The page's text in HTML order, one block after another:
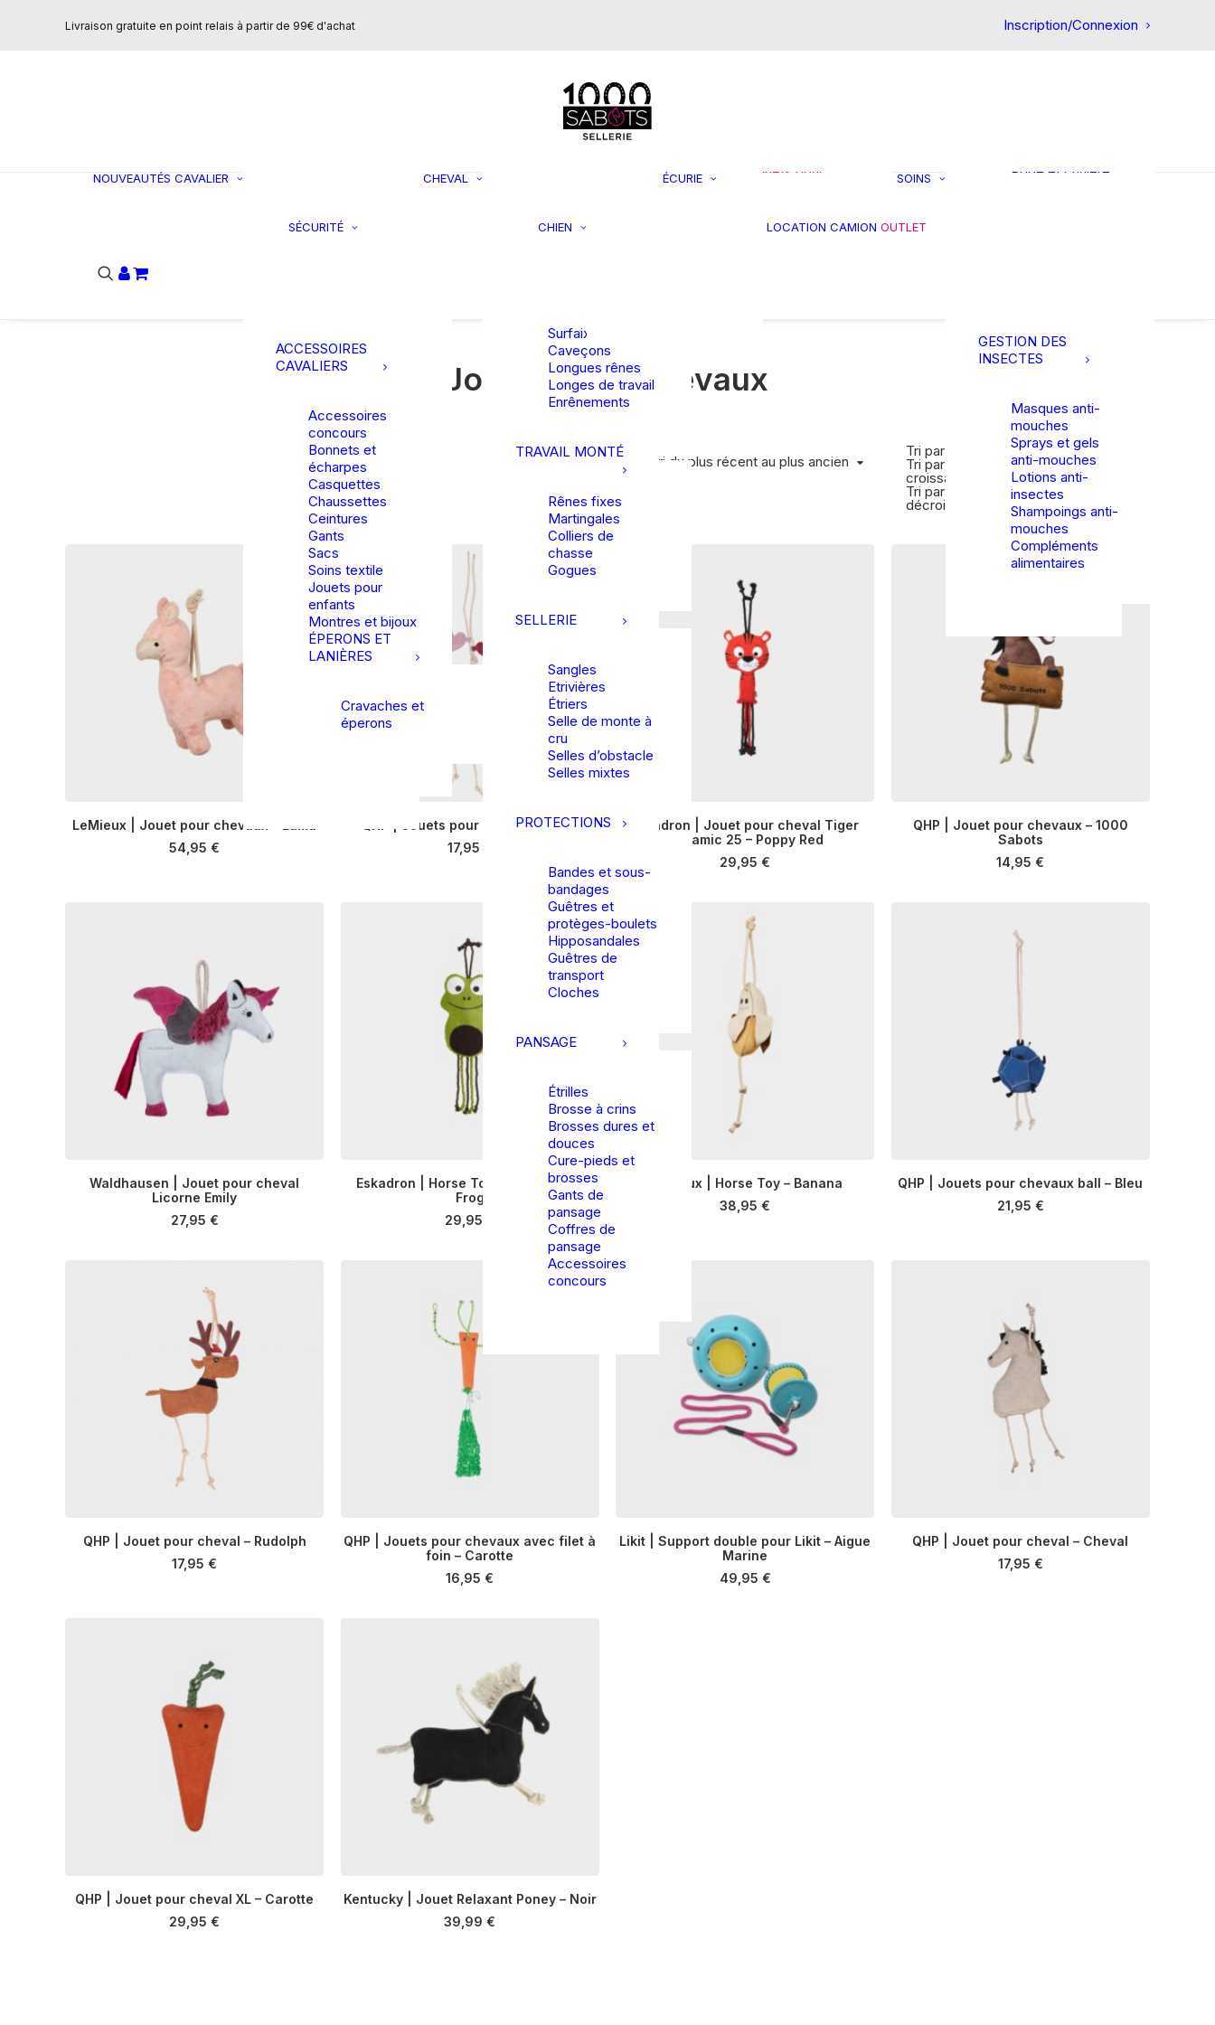
Livraison gratuite en point relais à partir de 99€ d'achat Inscription/Connexion
NOUVEAUTÉS CAVALIER
Concours
Boots
ACCESSOIRES
CAVALIERS
Accessoires
concours
Bonnets et
écharpes
Casquettes
Chaussettes
Ceintures
Gants
Sacs
Soins textile
Jouets pour
enfants
Montres et bijoux
ÉPERONS ET
LANIÈRES
Cravaches et
éperons
CHEVAL
brisure
Mors double
brisure
Mors droit
Mors spéciaux
Surfaix
Caveçons
Longues rênes
Longes de travail
Enrênements
TRAVAIL MONTÉ
Rênes fixes
Martingales
Colliers de
chasse
Gogues
SELLERIE
Sangles
Etrivières
Étriers
Selle de monte à
cru
Selles d’obstacle
Selles mixtes
PROTECTIONS
Bandes et sous-
bandages
Guêtres et
protèges-boulets
Hipposandales
Guêtres de
transport
Cloches
PANSAGE
Étrilles
Brosse à crins
Brosses dures et
douces
Cure-pieds et
brosses
Gants de
pansage
Coffres de
pansage
Accessoires
concours
ÉCURIE
Jouets pour
mangeoires
SOINS
Robe et crinière
GESTION DES
INSECTES
Masques anti-
mouches
Sprays et gels
anti-mouches
Lotions anti-
insectes
Shampoings anti-
mouches
Compléments
alimentaires
SÉCURITÉ CHIEN LOCATION CAMION OUTLET
Jo s pour c evaux
Show filters
Tri du plus récent au plus ancien
Tri par popularité
Tri par tarif
croissant
Tri par tarif
décroissant
14 résultats affichés Trié du plus récent au plus ancien
LeMieux | Jouet pour chevaux – Lama
54,95 €
QHP | Jouets pour chevaux – Lize
17,95
AJOUTER AU PANIER
Eskadron | Jouet pour cheval Tiger
Dynamic 25 – Poppy Red
29,95 €
AJOUTER AU PANIER
QHP | Jouet pour chevaux – 1000
Sabots
14,95 €
AJOUTER AU PANIER
Waldhausen | Jouet pour cheval
Licorne Emily
27,95 €
AJOUTER AU PANIER
Eskadron | Horse Toy Platinum 24 –
Frog
29,95
LeMieux | Horse Toy – Banana
38,95 €
QHP | Jouets pour chevaux ball – Bleu
21,95 €
QHP | Jouet pour cheval – Rudolph
17,95 €
AJOUTER AU PANIER
QHP | Jouets pour chevaux avec filet à
foin – Carotte
16,95 €
AJOUTER AU PANIER
Likit | Support double pour Likit – Aigue
Marine
49,95 €
QHP | Jouet pour cheval – Cheval
17,95 €
QHP | Jouet pour cheval XL – Carotte
29,95 €
Kentucky | Jouet Relaxant Poney – Noir
39,99 €